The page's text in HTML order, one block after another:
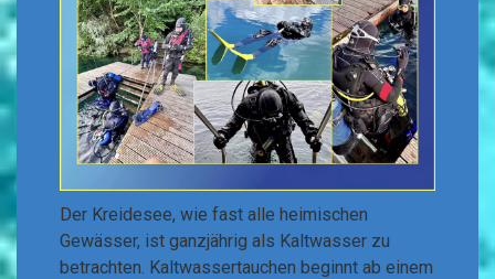
Der Kreidesee, wie fast alle heimischen
Gewässer, ist ganzjährig als Kaltwasser zu
betrachten. Kaltwassertauchen beginnt ab einem